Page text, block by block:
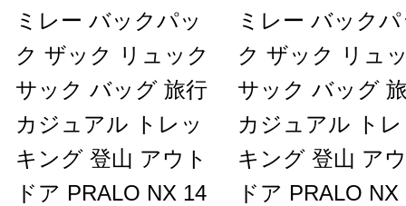
ミレー バックパッ
ク ザック リュック
サック バッグ 旅行
カジュアル トレッ
キング 登山 アウト
ドア PRALO NX 14
ミレー バック
ク ザック リュ
サック バッグ
カジュアル ト
キング 登山 ア
ドア PRALO NX